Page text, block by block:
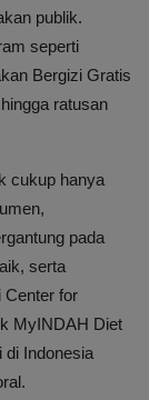
publik.
seperti
Bergizi Gratis
ratusan
cukup hanya
pada
serta
Center for
MyINDAH Diet
di Indonesia